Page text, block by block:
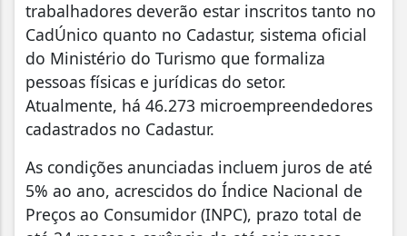
trabalhadores deverão estar inscritos tanto no
CadÚnico quanto no Cadastur, sistema oficial
do Ministério do Turismo que formaliza
pessoas físicas e jurídicas do setor.
Atualmente, há 46.273 microempreendedores
cadastrados no Cadastur.
As condições anunciadas incluem juros de até
5% ao ano, acrescidos do Índice Nacional de
Preços ao Consumidor (INPC), prazo total de